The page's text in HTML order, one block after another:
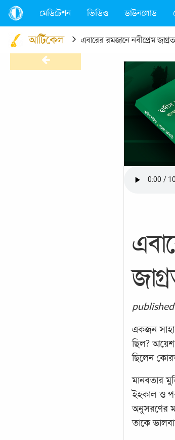
মেডিটেশন ভিডিও ডাউনলোড
আর্টিকেল এবারের রমজানে নবীপ্রেম
published
একজন
ছিল?
ছিলেন
মানবতার
ইহকাল ও
অনুসরণের
তাকে